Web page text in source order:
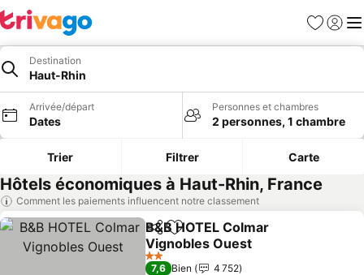
Favoris
Se
Destination
Haut-Rhin
Arrivée/départ
Dates
Personnes et chambres
2 personnes, 1 chambre
Trier Filtrer Carte
Hôtels économiques à Haut-Rhin, France
Comment les paiements influencent notre classement
PartagerAjouter à mes favoris
B&B HOTEL Colmar
Vignobles Ouest
Consulter les prix
2 Étoiles
7,6 Bien
4 752